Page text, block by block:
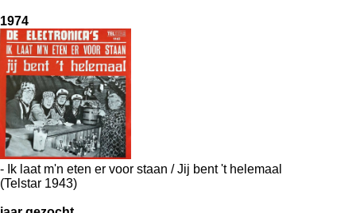
1974
- Ik laat m'n eten er voor staan / Jij bent 't helemaal
(Telstar 1943)